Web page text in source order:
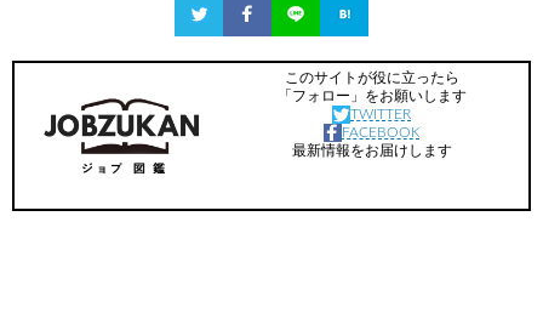
このサイトが役に立ったら
「フォロー」をお願いします
TWITTER
FACEBOOK
最新情報をお届けします